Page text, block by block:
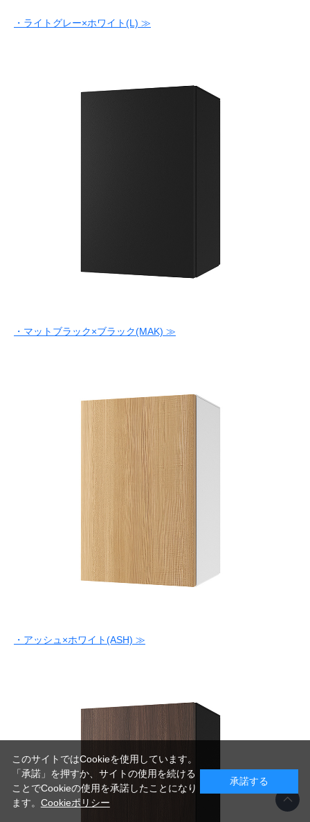
・ライトグレー×ホワイト(L) ≫
・マットブラック×ブラック(MAK) ≫
・アッシュ×ホワイト(ASH) ≫
このサイトではCookieを使用しています。
「承諾」を押すか、サイトの使用を続ける
ことでCookieの使用を承諾したことになり
ます。 Cookieポリシー
承諾する